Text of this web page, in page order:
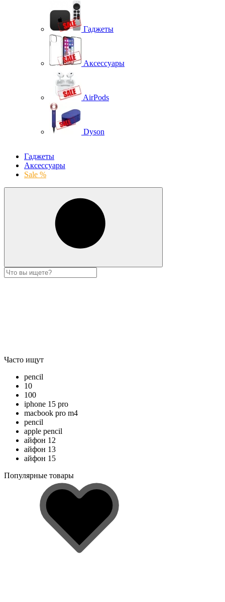
Гаджеты
Аксессуары
AirPods
Dyson
Гаджеты
Аксессуары
Sale %
Часто ищут
pencil
10
100
iphone 15 pro
macbook pro m4
pencil
apple pencil
айфон 12
айфон 13
айфон 15
Популярные товары